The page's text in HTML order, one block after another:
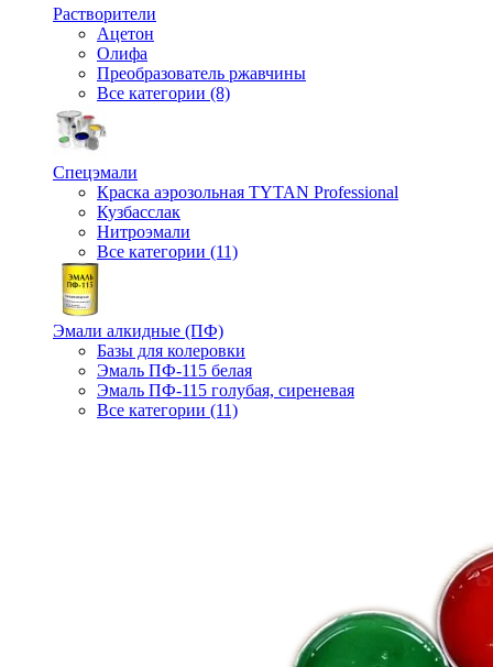
Растворители
Ацетон
Олифа
Преобразователь ржавчины
Все категории (8)
Спецэмали
Краска аэрозольная TYTAN Professional
Кузбасслак
Нитроэмали
Все категории (11)
Эмали алкидные (ПФ)
Базы для колеровки
Эмаль ПФ-115 белая
Эмаль ПФ-115 голубая, сиреневая
Все категории (11)